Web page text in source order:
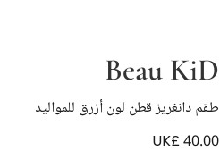
Beau KiD
طقم دانغريز قطن لون أزرق للمواليد
UK£ 40.00